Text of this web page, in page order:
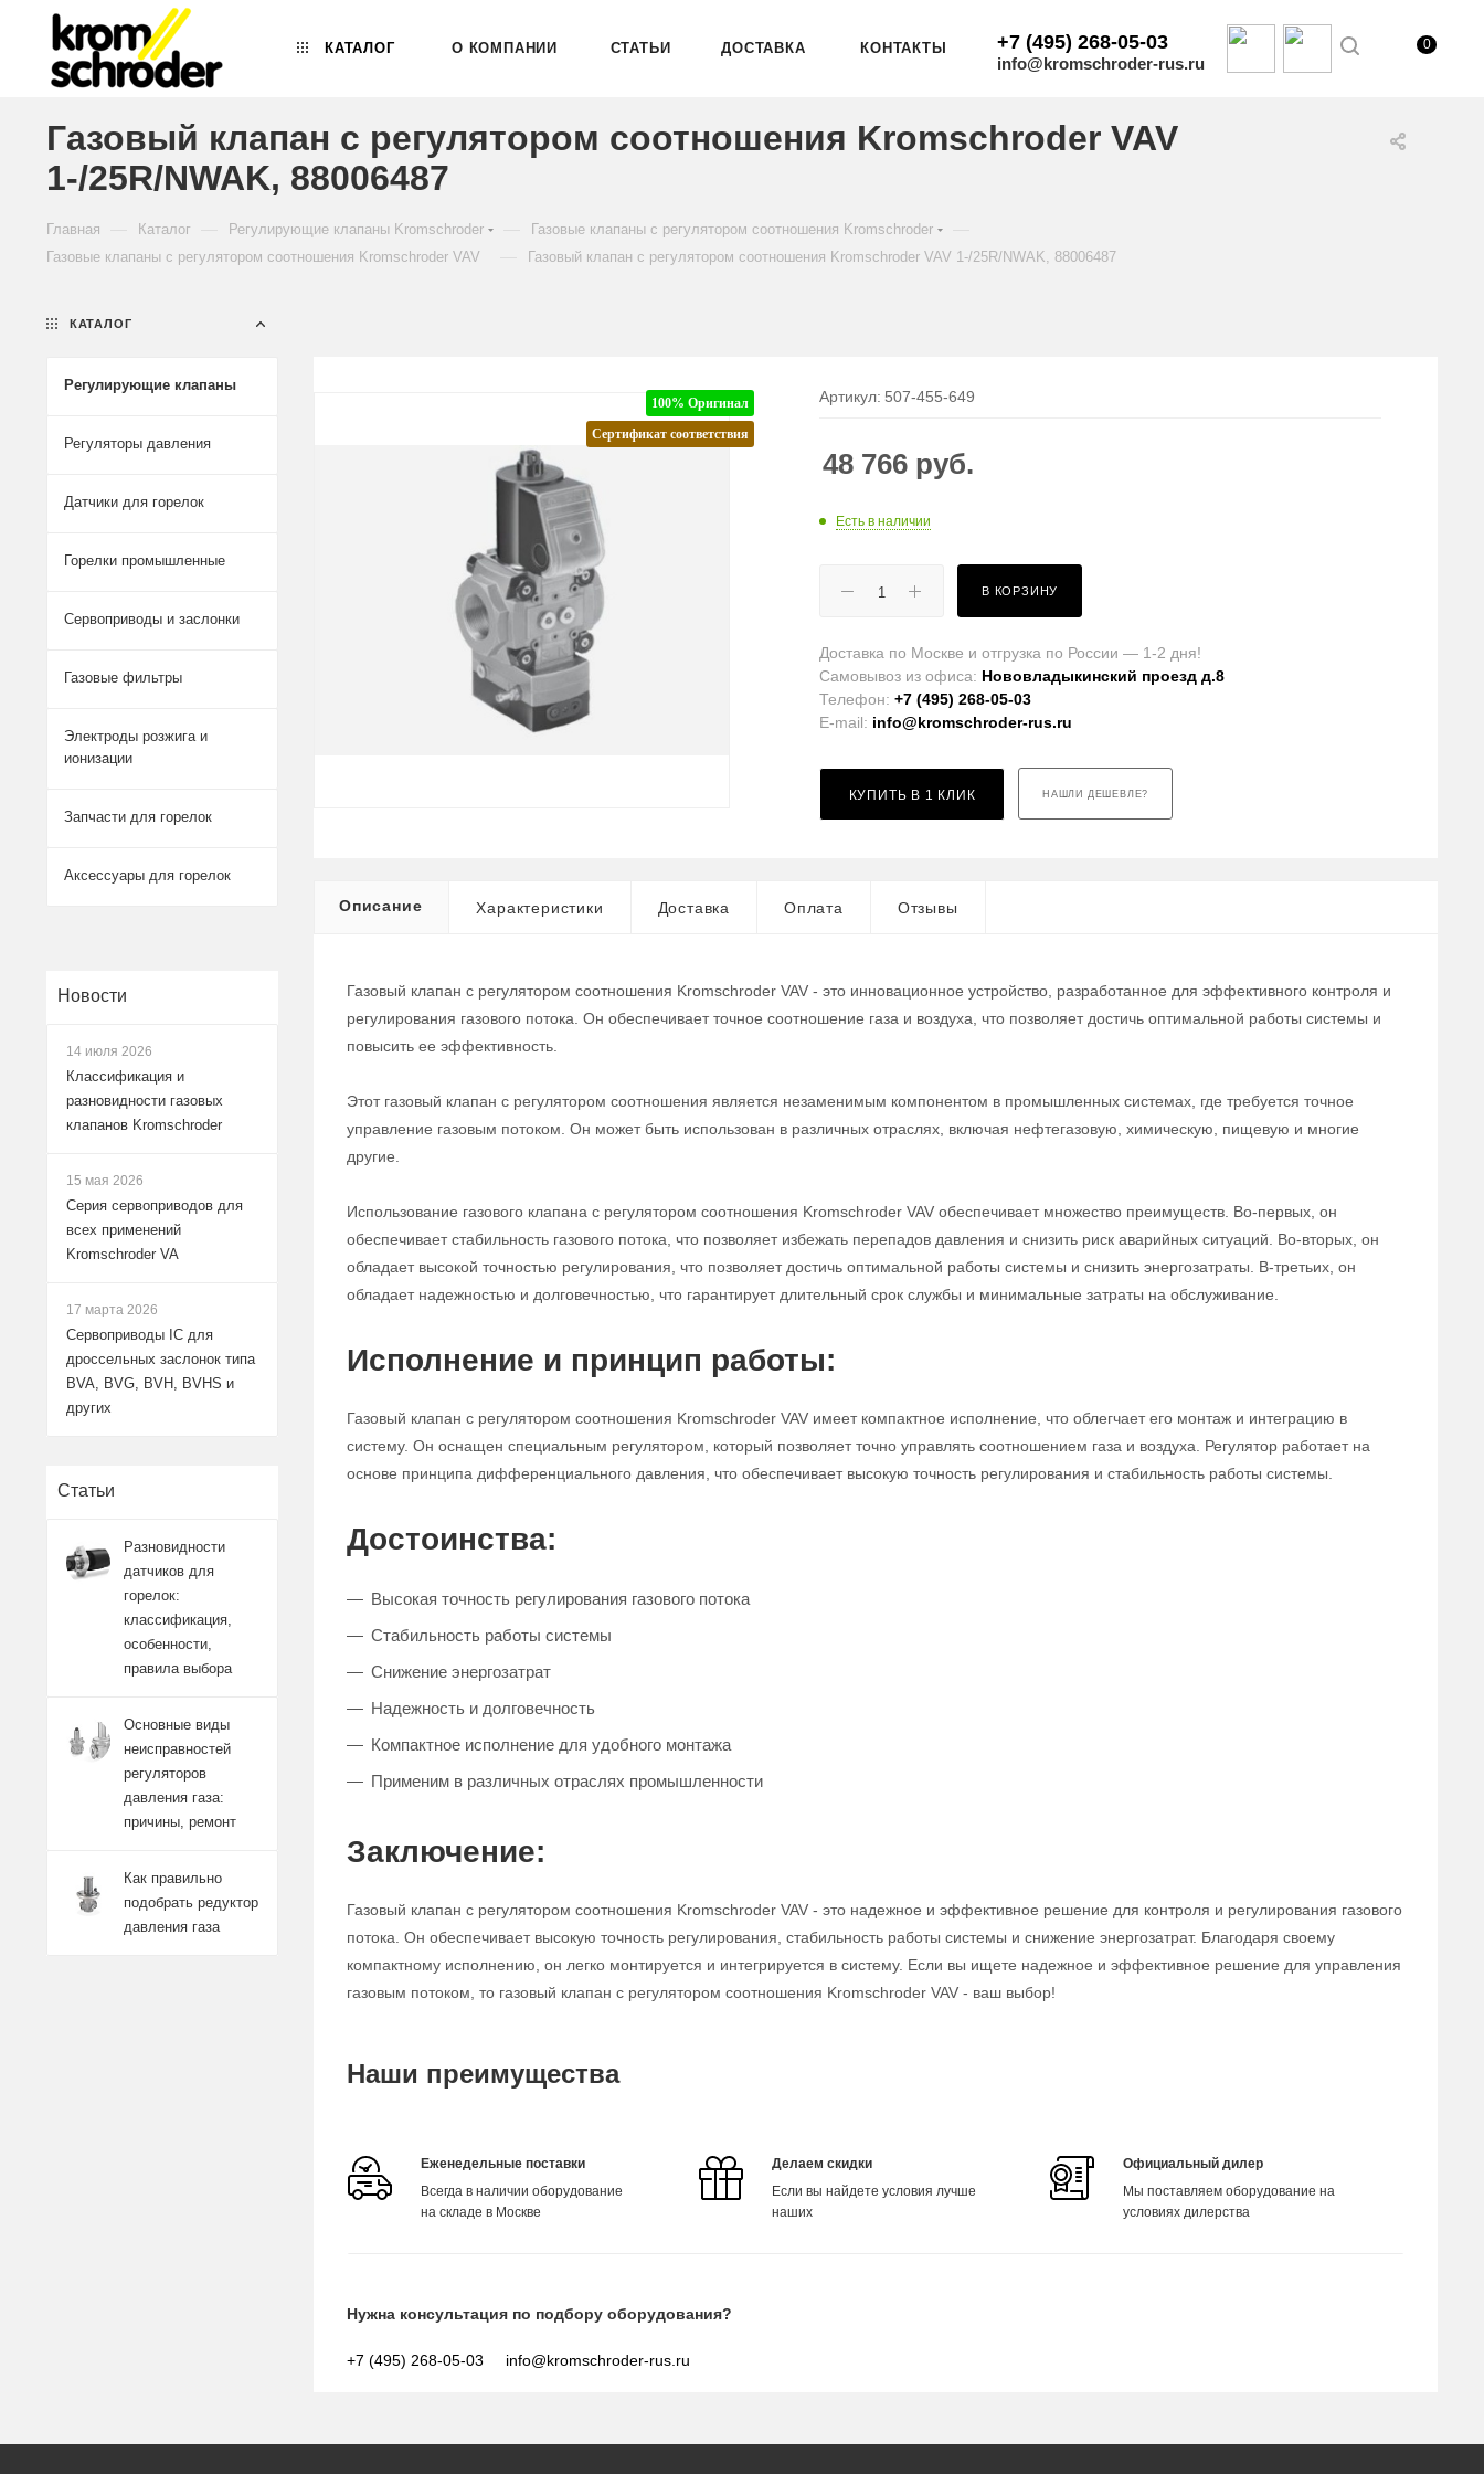
КАТАЛОГ О КОМПАНИИ СТАТЬИ ДОСТАВКА КОНТАКТЫ +7 (495) 268-05-03
info@kromschroder-rus.ru
0
Газовый клапан с регулятором соотношения Kromschroder VAV
1-/25R/NWAK, 88006487
Главная Каталог Регулирующие клапаны Kromschroder Газовые клапаны с регулятором соотношения Kromschroder
Газовые клапаны с регулятором соотношения Kromschroder VAV Газовый клапан с регулятором соотношения Kromschroder VAV 1-/25R/NWAK, 88006487
100% Оригинал
Сертификат соответствия
Артикул: 507-455-649
48 766 руб.
Есть в наличии
В КОРЗИНУ
Доставка по Москве и отгрузка по России — 1-2 дня!
Самовывоз из офиса: Нововладыкинский проезд д.8
Телефон:+7 (495) 268-05-03
E-mail: info@kromschroder-rus.ru
КУПИТЬ В 1 КЛИК НАШЛИ ДЕШЕВЛЕ?
Описание Характеристики Доставка Оплата Отзывы
Газовый клапан с регулятором соотношения Kromschroder VAV - это инновационное устройство, разработанное для эффективного контроля и
регулирования газового потока. Он обеспечивает точное соотношение газа и воздуха, что позволяет достичь оптимальной работы системы и
повысить ее эффективность.
Этот газовый клапан с регулятором соотношения является незаменимым компонентом в промышленных системах, где требуется точное
управление газовым потоком. Он может быть использован в различных отраслях, включая нефтегазовую, химическую, пищевую и многие
другие.
Использование газового клапана с регулятором соотношения Kromschroder VAV обеспечивает множество преимуществ. Во-первых, он
обеспечивает стабильность газового потока, что позволяет избежать перепадов давления и снизить риск аварийных ситуаций. Во-вторых, он
обладает высокой точностью регулирования, что позволяет достичь оптимальной работы системы и снизить энергозатраты. В-третьих, он
обладает надежностью и долговечностью, что гарантирует длительный срок службы и минимальные затраты на обслуживание.
Исполнение и принцип работы:
Газовый клапан с регулятором соотношения Kromschroder VAV имеет компактное исполнение, что облегчает его монтаж и интеграцию в
систему. Он оснащен специальным регулятором, который позволяет точно управлять соотношением газа и воздуха. Регулятор работает на
основе принципа дифференциального давления, что обеспечивает высокую точность регулирования и стабильность работы системы.
Достоинства:
Высокая точность регулирования газового потока
Стабильность работы системы
Снижение энергозатрат
Надежность и долговечность
Компактное исполнение для удобного монтажа
Применим в различных отраслях промышленности
Заключение:
Газовый клапан с регулятором соотношения Kromschroder VAV - это надежное и эффективное решение для контроля и регулирования газового
потока. Он обеспечивает высокую точность регулирования, стабильность работы системы и снижение энергозатрат. Благодаря своему
компактному исполнению, он легко монтируется и интегрируется в систему. Если вы ищете надежное и эффективное решение для управления
газовым потоком, то газовый клапан с регулятором соотношения Kromschroder VAV - ваш выбор!
Наши преимущества
Еженедельные поставки
Всегда в наличии оборудование
на складе в Москве
Делаем скидки
Если вы найдете условия лучше
наших
Официальный дилер
Мы поставляем оборудование на
условиях дилерства
Нужна консультация по подбору оборудования?
+7 (495) 268-05-03 info@kromschroder-rus.ru
КАТАЛОГ
Регулирующие клапаны
Регуляторы давления
Датчики для горелок
Горелки промышленные
Сервоприводы и заслонки
Газовые фильтры
Электроды розжига и
ионизации
Запчасти для горелок
Аксессуары для горелок
Новости
14 июля 2026
Классификация и
разновидности газовых
клапанов Kromschroder
15 мая 2026
Серия сервоприводов для
всех применений
Kromschroder VA
17 марта 2026
Сервоприводы IC для
дроссельных заслонок типа
BVA, BVG, BVH, BVHS и
других
Статьи
Разновидности
датчиков для
горелок:
классификация,
особенности,
правила выбора
Основные виды
неисправностей
регуляторов
давления газа:
причины, ремонт
Как правильно
подобрать редуктор
давления газа